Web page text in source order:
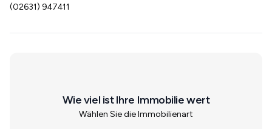
(02631) 947411
Wie viel ist Ihre Immobilie wert
Wählen Sie die Immobilienart